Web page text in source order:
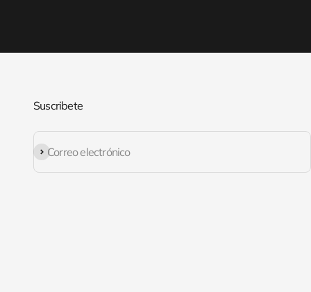
Suscribete
Correo electrónico
Suscribirse